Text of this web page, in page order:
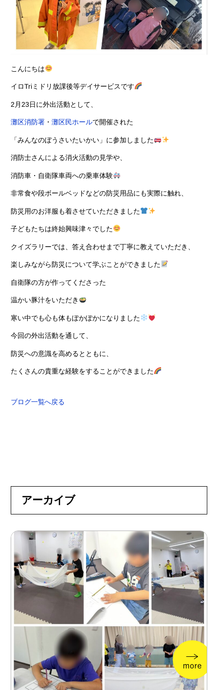
こんにちは
イロTriミドリ放課後等デイサービスです
2月23日に外出活動として、
灘区消防署 ・灘区民ホールで開催された
「みんなのぼうさいたいかい」に参加しました
消防士さんによる消火活動の見学や、
消防車・自衛隊車両への乗車体験
非常食や段ボールベッドなどの防災用品にも実際に触れ、
防災用のお洋服も着させていただきました
子どもたちは終始興味津々でした
クイズラリーでは、答え合わせまで丁寧に教えていただき、
楽しみながら防災について学ぶことができました
自衛隊の方が作ってくださった
温かい豚汁をいただき
寒い中でも心も体もぽかぽかになりました
今回の外出活動を通して、
防災への意識を高めるとともに、
たくさんの貴重な経験をすることができました
ブログ一覧へ戻る
アーカイブ